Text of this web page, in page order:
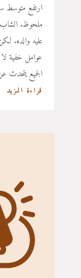
ارتفع متوسط
ملحوظ. الشاب
عليه والده.
عوامل خفية
الجميع
قراءة المزيد